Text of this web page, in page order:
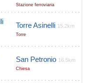
Stazione ferroviaria
Torre Asinelli 15.2km
Torre
San Petronio 16.5km
Chiesa